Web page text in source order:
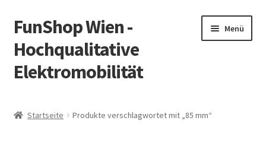
Zur
Navigation
springen
Zum
Inhalt
springen
FunShop Wien -
Hochqualitative
Elektromobilität
Menü
Startseite Produkte verschlagwortet mit „85 mm“